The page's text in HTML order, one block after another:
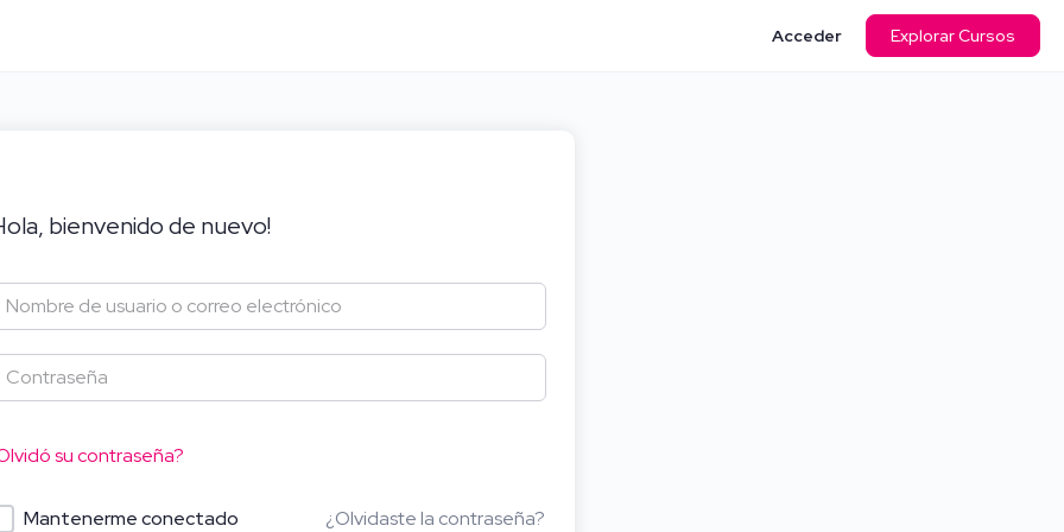
Acceder Explorar Cursos
bienvenido de nuevo!
su contraseña?
Mantenerme conectado ¿Olvidaste la contraseña?